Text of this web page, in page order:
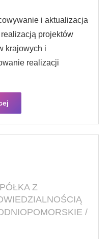
i aktualizacja
projektów
krajowych i
realizacji
Z
/